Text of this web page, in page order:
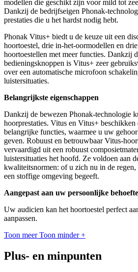
modellen die geschikt zijn voor mild tot
Dankzij de bedrijfseigen Phonak-
prestaties die u het hardst nodig hebt.
Phonak Vitus+ biedt u de keuze uit een
hoortoestel, drie in-het-oormodellen en
hoortoestellen met meer functies. Dankzij
bedieningsknoppen is Vitus+ zeer
over een automatische microfoon
luistersituaties.
Belangrijkste eigenschappen
Dankzij de bewezen Phonak-technologie
hoorprestaties. Vitus en Vitus+ beschikken
belangrijke functies, waarmee u uw
geven. Robuust en betrouwbaar Vitus-
vervaardigd uit een robuust
luistersituaties het hoofd. Ze voldoen aan
kwaliteitsnormen: of u zich nu in de
een stoffige omgeving begeeft.
Aangepast aan uw persoonlijke
Uw audicien kan het hoortoestel perfect
aanpassen.
Toon meer Toon minder +
Plus- en minpunten